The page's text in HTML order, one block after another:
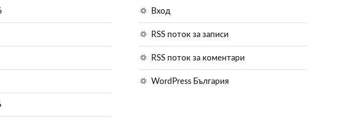
Вход
RSS поток за записи
RSS поток за коментари
WordPress България